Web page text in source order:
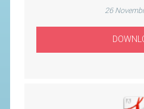
26
CONTATTI
AVVISI E
CIRCOLARI